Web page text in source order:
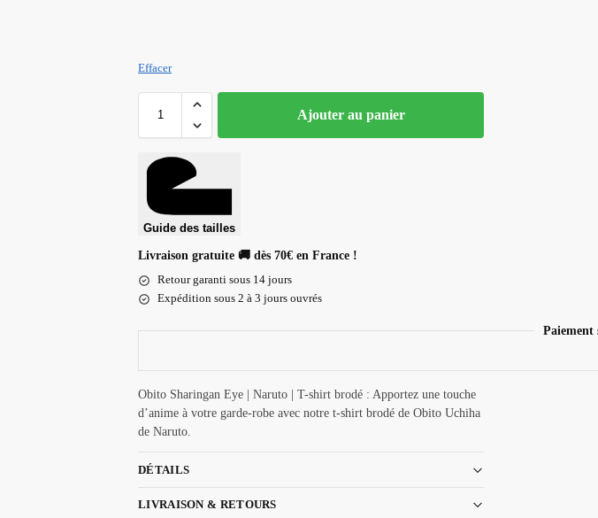
Effacer
Ajouter au panier
Guide des tailles
Livraison gratuite 🚚 dès 70€ en France !
Retour garanti sous 14 jours
Expédition sous 2 à 3 jours ouvrés
Paiement
Obito Sharingan Eye | Naruto | T-shirt brodé : Apportez une touche
d’anime à votre garde-robe avec notre t-shirt brodé de Obito Uchiha
de Naruto.
DÉTAILS
LIVRAISON & RETOURS